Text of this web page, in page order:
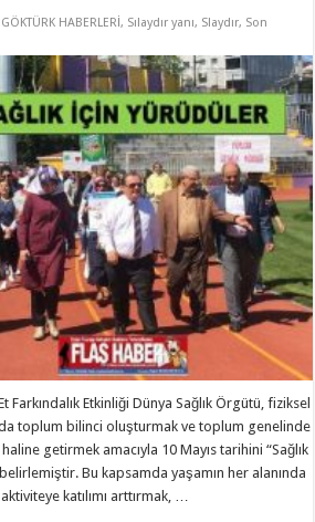
GÖKTÜRK HABERLERİ, Sılaydır yanı, Slaydır, Son
Farkındalık Etkinliği Dünya Sağlık Örgütü, fiziksel
toplum bilinci oluşturmak ve toplum genelinde
getirmek amacıyla 10 Mayıs tarihini “Sağlık
Bu kapsamda yaşamın her alanında
katılımı arttırmak, …